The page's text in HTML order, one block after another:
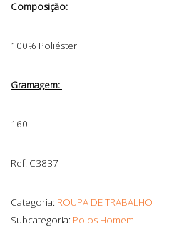
Composição:
100% Poliéster
Gramagem:
160
Ref: C3837
Categoria: ROUPA DE TRABALHO
Subcategoria: Polos Homem